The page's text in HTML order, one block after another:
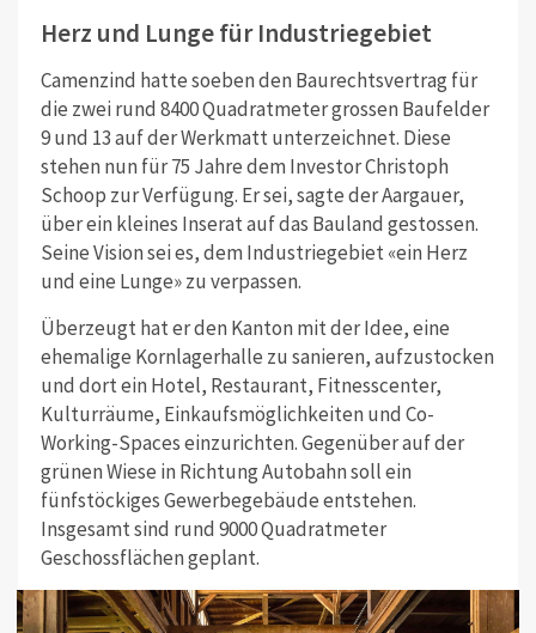
Herz und Lunge für Industriegebiet
Camenzind hatte soeben den Baurechtsvertrag für
die zwei rund 8400 Quadratmeter grossen Baufelder
9 und 13 auf der Werkmatt unterzeichnet. Diese
stehen nun für 75 Jahre dem Investor Christoph
Schoop zur Verfügung. Er sei, sagte der Aargauer,
über ein kleines Inserat auf das Bauland gestossen.
Seine Vision sei es, dem Industriegebiet «ein Herz
und eine Lunge» zu verpassen.
Überzeugt hat er den Kanton mit der Idee, eine
ehemalige Kornlagerhalle zu sanieren, aufzustocken
und dort ein Hotel, Restaurant, Fitnesscenter,
Kulturräume, Einkaufsmöglichkeiten und Co-
Working-Spaces einzurichten. Gegenüber auf der
grünen Wiese in Richtung Autobahn soll ein
fünfstöckiges Gewerbegebäude entstehen.
Insgesamt sind rund 9000 Quadratmeter
Geschossflächen geplant.